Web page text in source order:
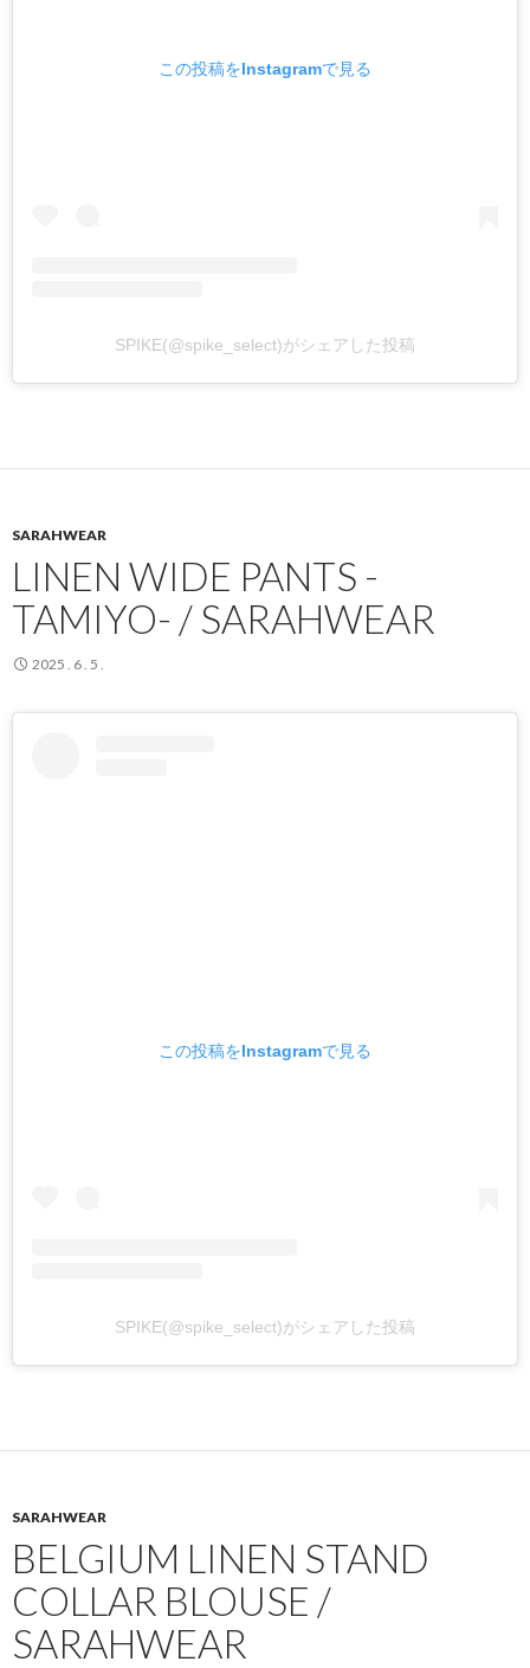
この投稿をInstagramで見る
SPIKE(@spike_select)がシェアした投稿
SARAHWEAR
LINEN WIDE PANTS -
TAMIYO- / SARAHWEAR
2025 . 6 . 5 .
この投稿をInstagramで見る
SPIKE(@spike_select)がシェアした投稿
SARAHWEAR
BELGIUM LINEN STAND
COLLAR BLOUSE /
SARAHWEAR